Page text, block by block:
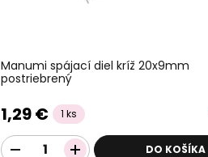
Manumi spájací diel kríž 20x9mm
postriebrený
1,29 € 1 ks
DO KOŠÍKA